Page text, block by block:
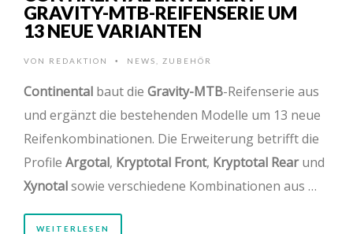
GRAVITY-MTB-REIFENSERIE UM
13 NEUE VARIANTEN
VON REDAKTION • NEWS ZUBEHÖR
Continental baut die Gravity-MTB-Reifenserie aus
und ergänzt die bestehenden Modelle um 13 neue
Reifenkombinationen. Die Erweiterung betrifft die
Profile Argotal, Kryptotal Front, Kryptotal Rearund
Xynotalsowie verschiedene Kombinationen aus …
WEITERLESEN